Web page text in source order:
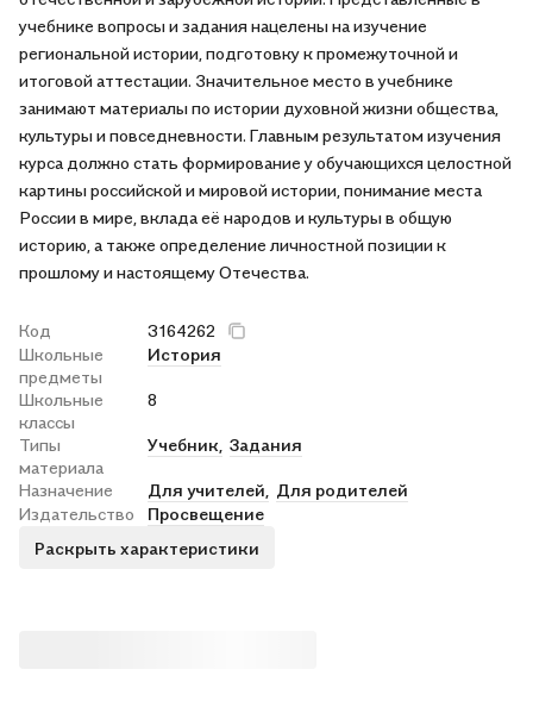
учебнике вопросы и задания нацелены на изучение
региональной истории, подготовку к промежуточной и
итоговой аттестации. Значительное место в учебнике
занимают материалы по истории духовной жизни общества,
культуры и повседневности. Главным результатом изучения
курса должно стать формирование у обучающихся целостной
картины российской и мировой истории, понимание места
России в мире, вклада её народов и культуры в общую
историю, а также определение личностной позиции к
прошлому и настоящему Отечества.
Код
3164262
Школьные
предметы
История
Школьные
классы
8
Типы
материала
Учебник, Задания
Назначение Для учителей,
Для родителей
Издательство
Просвещение
Раскрыть характеристики